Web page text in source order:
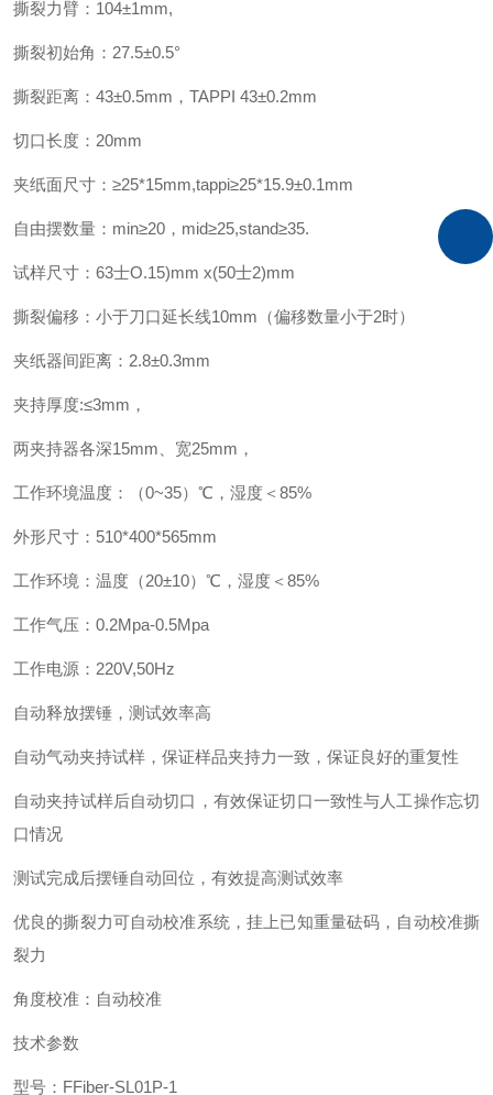
撕裂力臂：104±1mm,
撕裂初始角：27.5±0.5°
撕裂距离：43±0.5mm，TAPPI 43±0.2mm
切口长度：20mm
夹纸面尺寸：≥25*15mm,tappi≥25*15.9±0.1mm
自由摆数量：min≥20，mid≥25,stand≥35.
试样尺寸：63士O.15)mm x(50士2)mm
撕裂偏移：小于刀口延长线10mm（偏移数量小于2时）
夹纸器间距离：2.8±0.3mm
夹持厚度:≤3mm，
两夹持器各深15mm、宽25mm，
工作环境温度：（0~35）℃，湿度＜85%
外形尺寸：510*400*565mm
工作环境：温度（20±10）℃，湿度＜85%
工作气压：0.2Mpa-0.5Mpa
工作电源：220V,50Hz
自动释放摆锤，测试效率高
自动气动夹持试样，保证样品夹持力一致，保证良好的重复性
自动夹持试样后自动切口，有效保证切口一致性与人工操作忘切
口情况
测试完成后摆锤自动回位，有效提高测试效率
优良的撕裂力可自动校准系统，挂上已知重量砝码，自动校准撕
裂力
角度校准：自动校准
技术参数
型号：FFiber-SL01P-1